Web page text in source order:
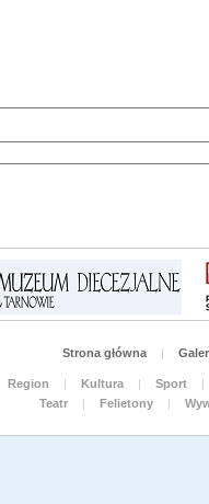
Strona główna |
Region | Kultura | Sport
|
Teatr
| Felietony |